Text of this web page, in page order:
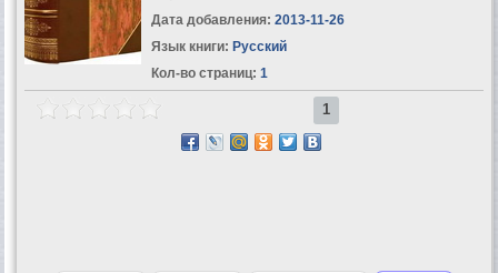
Дата добавления: 2013-11-26
Язык книги: Русский
Кол-во страниц: 1
1